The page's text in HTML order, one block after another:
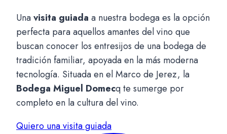
Unavisita guiada a nuestra bodega es la opción
perfecta para aquellos amantes del vino que
buscan conocer los entresijos de una bodega de
tradición familiar, apoyada en la más moderna
tecnología. Situada en el Marco de Jerez, la
Bodega Miguel Domecq te sumerge por
completo en la cultura del vino.
Quiero una visita guiada